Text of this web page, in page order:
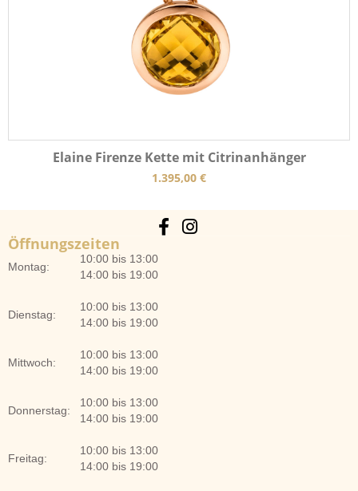
Elaine Firenze Kette mit Citrinanhänger
1.395,00 €
Öffnungszeiten
Montag:
10:00 bis 13:00
14:00 bis 19:00
Dienstag:
10:00 bis 13:00
14:00 bis 19:00
Mittwoch:
10:00 bis 13:00
14:00 bis 19:00
Donnerstag:
10:00 bis 13:00
14:00 bis 19:00
Freitag:
10:00 bis 13:00
14:00 bis 19:00